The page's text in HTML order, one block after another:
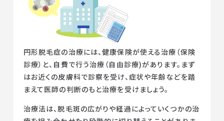
円形脱毛症の治療には、健康保険が使える治療（保険
診療）と、自費で行う治療（自由診療)があります。まず
はお近くの皮膚科で診察を受け、症状や年齢などを踏
まえて医師の判断のもと治療を受けましょう。
治療法は、脱毛斑の広がりや経過によっていくつかの治